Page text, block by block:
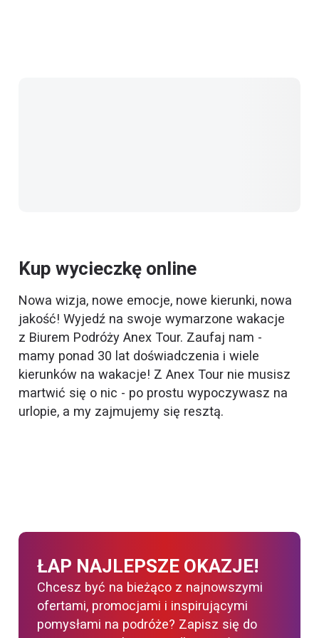
Kup wycieczkę online
Nowa wizja, nowe emocje, nowe kierunki, nowa
jakość! Wyjedź na swoje wymarzone wakacje
z Biurem Podróży Anex Tour. Zaufaj nam -
mamy ponad 30 lat doświadczenia i wiele
kierunków na wakacje! Z Anex Tour nie musisz
martwić się o nic - po prostu wypoczywasz na
urlopie, a my zajmujemy się resztą.
ŁAP NAJLEPSZE OKAZJE!
Chcesz być na bieżąco z najnowszymi
ofertami, promocjami i inspirującymi
pomysłami na podróże? Zapisz się do